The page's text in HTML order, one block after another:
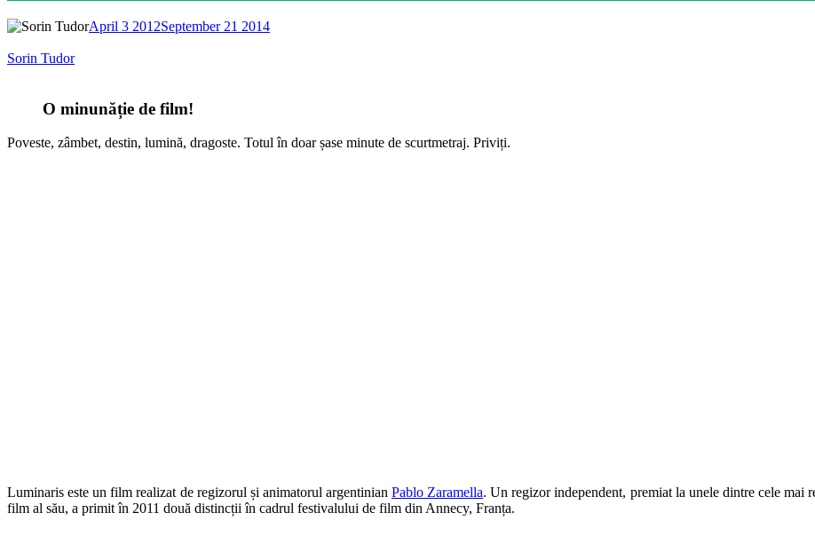
April 3 2012September 21 2014
Sorin Tudor
O minunăție de film!
Poveste, zâmbet, destin, lumină, dragoste. Totul în doar șase minute de scurtmetraj. Priviți.
Luminaris este un film realizat de regizorul și animatorul argentinianPablo Zaramella. Un regizor independent, premiat la unele dintre cele
film al său, a primit în 2011 două distincții în cadrul festivalului de film din Annecy, Franța.